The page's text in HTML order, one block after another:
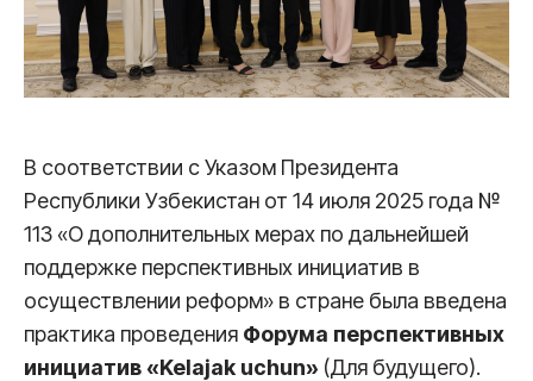
В соответствии с Указом Президента
Республики Узбекистан от 14 июля 2025 года №
113 «О дополнительных мерах по дальнейшей
поддержке перспективных инициатив в
осуществлении реформ» в стране была введена
практика проведения Форума перспективных
инициатив «Kelajak uchun» (Для будущего).